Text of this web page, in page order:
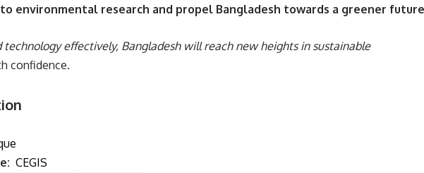
environmental research and propel Bangladesh towards a greener
technology effectively, Bangladesh will reach new heights in sustainable
confidence.
CEGIS